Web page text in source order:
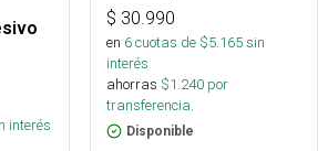
interés
$ 30.990
en 6cuotas de $5.165sin
interés
ahorras $1.240 por
transferencia.
Disponible